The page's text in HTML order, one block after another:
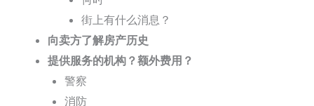
街上有什么消息？
向卖方了解房产历史
提供服务的机构？额外费用？
警察
消防